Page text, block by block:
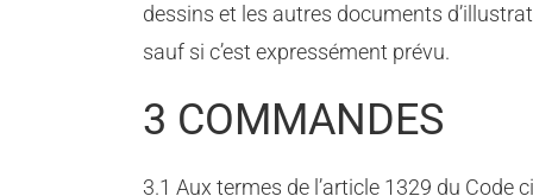
dessins et les autres documents
sauf si c’est expressément prévu.
3 COMMANDES
3.1 Aux termes de l’article 1329 du Code